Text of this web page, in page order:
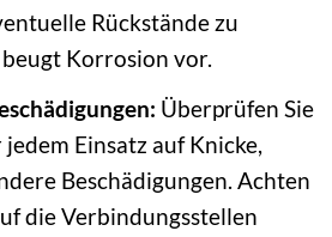
Rückstände zu
Korrosion vor.
Überprüfen Sie
Einsatz auf Knicke,
Beschädigungen. Achten
die Verbindungsstellen